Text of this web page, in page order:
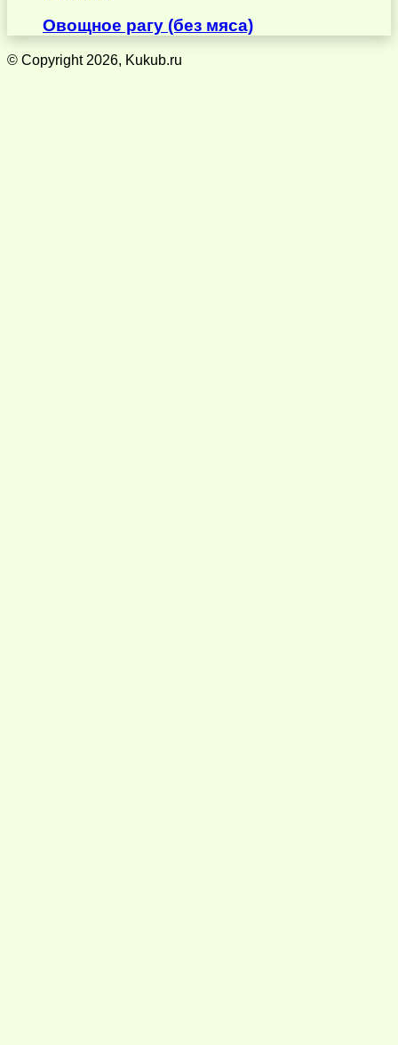
Овощное рагу (без мяса)
© Copyright 2026, Kukub.ru